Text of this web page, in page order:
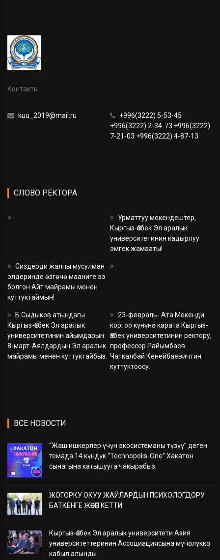
Контакты
kuu_2019@mail.ru
+996(3222) 5-53-45
+996(3222) 2-34-73 +996(3222)
7-21-03 +996(3222) 4-87-13
СЛОВО РЕКТОРА
Урматтуу мекендештер,
Кыргыз-Өзбек Эл аралык
университетинин кадырлуу
эмгек жамааты!
Сиздерди жалпы мусулман
элдеринде өзгөчө мааниге ээ
болгон Айт майрамы менен
куттуктаймын!
Б.Сыдыков атындагы
Кыргыз-Өзбек Эл аралык
университетинин айымдарын
8-март-Аялдардын Эл аралык
майрамы менен куттуктайбыз.
23-февраль- Ата Мекенди
коргоо күнүнө карата Кыргыз-
Өзбек университетинин ректору,
профессор Райымбаев
Чаткалбай Кенейбаевичтин
куттуктоосу.
ВСЕ НОВОСТИ
“Жаш ишкерлер үчүн экосистеманы түзүү” деген
темада 14 күндүк “Technopolis-One” Хакатон
сынагына катышууга чакырабыз.
ЖОГОРКУ ОКУУ ЖАЙЛАРДЫН ПСИХОЛОГДОРУ
БАТКЕНГЕ ЖӨНӨП КЕТТИ
Кыргыз-Өзбек Эл аралык университети Азия
университеттеринин Ассоциациясына мүчөлүккө
кабыл алынды